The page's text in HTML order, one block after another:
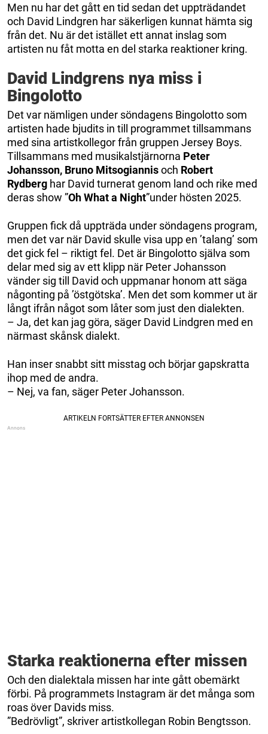
Men nu har det gått en tid sedan det uppträdandet
och David Lindgren har säkerligen kunnat hämta sig
från det. Nu är det istället ett annat inslag som
artisten nu fåt motta en del starka reaktioner kring.
David Lindgrens nya miss i
Bingolotto
Det var nämligen under söndagens Bingolotto som
artisten hade bjudits in till programmet tillsammans
med sina artistkollegor från gruppen Jersey Boys.
Tillsammans med musikalstjärnorna Peter
Johansson, Bruno Mitsogiannisoch Robert
Rydberg har David turnerat genom land och rike med
deras show ”Oh What a Night”under hösten 2025.
Gruppen fick då uppträda under söndagens program,
men det var när David skulle visa upp en ’talang’ som
det gick fel – riktigt fel. Det är Bingolotto själva som
delar med sig av ett klipp när Peter Johansson
vänder sig till David och uppmanar honom att säga
någonting på ’östgötska’. Men det som kommer ut är
långt ifrån något som låter som just den dialekten.
– Ja, det kan jag göra, säger David Lindgren med en
närmast skånsk dialekt.
Han inser snabbt sitt misstag och börjar gapskratta
ihop med de andra.
– Nej, va fan, säger Peter Johansson.
Starka reaktionerna efter missen
Och den dialektala missen har inte gått obemärkt
förbi. På programmets Instagram är det många som
roas över Davids miss.
”Bedrövligt”, skriver artistkollegan Robin Bengtsson.